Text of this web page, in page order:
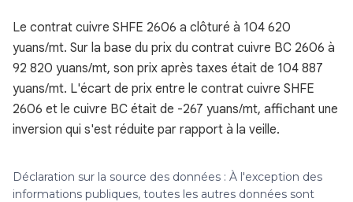
Le contrat cuivre SHFE 2606 a clôturé à 104 620
yuans/mt. Sur la base du prix du contrat cuivre BC 2606 à
92 820 yuans/mt, son prix après taxes était de 104 887
yuans/mt. L'écart de prix entre le contrat cuivre SHFE
2606 et le cuivre BC était de -267 yuans/mt, affichant une
inversion qui s'est réduite par rapport à la veille.
Déclaration sur la source des données : À l'exception des
informations publiques, toutes les autres données sont